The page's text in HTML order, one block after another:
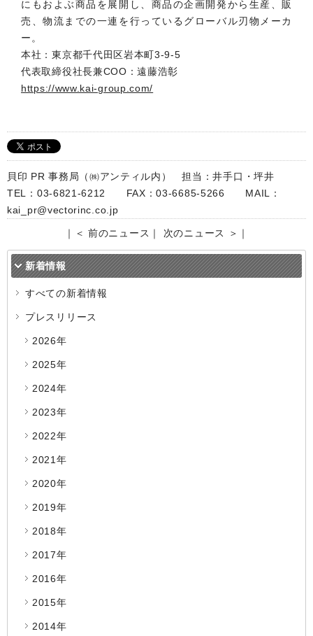
にもおよぶ商品を展開し、商品の企画開発から生産、販
売、物流までの一連を行っているグローバル刃物メーカ
ー。
本社：東京都千代田区岩本町3-9-5
代表取締役社長兼COO：遠藤浩彰
https://www.kai-group.com/
貝印 PR 事務局（㈱アンティル内） 担当：井手口・坪井
TEL：03-6821-6212 FAX：03-6685-5266 MAIL：
kai_pr@vectorinc.co.jp
｜ ＜ 前のニュース ｜ 次のニュース ＞ ｜
新着情報
すべての新着情報
プレスリリース
2026年
2025年
2024年
2023年
2022年
2021年
2020年
2019年
2018年
2017年
2016年
2015年
2014年